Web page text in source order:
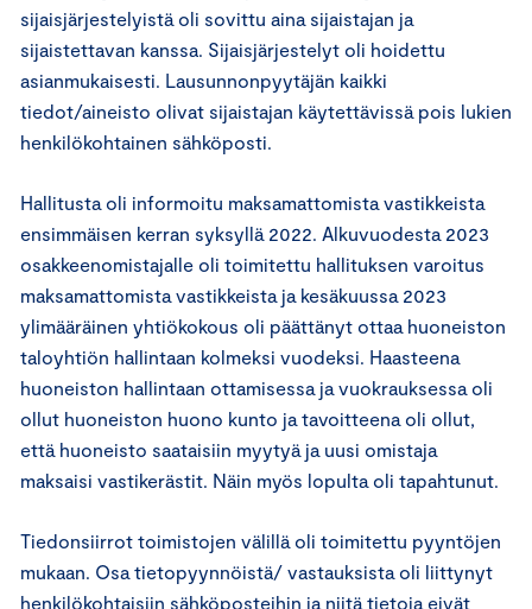
sijaisjärjestelyistä oli sovittu aina sijaistajan ja
sijaistettavan kanssa. Sijaisjärjestelyt oli hoidettu
asianmukaisesti. Lausunnonpyytäjän kaikki
tiedot/aineisto olivat sijaistajan käytettävissä pois lukien
henkilökohtainen sähköposti.
Hallitusta oli informoitu maksamattomista vastikkeista
ensimmäisen kerran syksyllä 2022. Alkuvuodesta 2023
osakkeenomistajalle oli toimitettu hallituksen varoitus
maksamattomista vastikkeista ja kesäkuussa 2023
ylimääräinen yhtiökokous oli päättänyt ottaa huoneiston
taloyhtiön hallintaan kolmeksi vuodeksi. Haasteena
huoneiston hallintaan ottamisessa ja vuokrauksessa oli
ollut huoneiston huono kunto ja tavoitteena oli ollut,
että huoneisto saataisiin myytyä ja uusi omistaja
maksaisi vastikerästit. Näin myös lopulta oli tapahtunut.
Tiedonsiirrot toimistojen välillä oli toimitettu pyyntöjen
mukaan. Osa tietopyynnöistä/ vastauksista oli liittynyt
henkilökohtaisiin sähköposteihin ja niitä tietoja eivät